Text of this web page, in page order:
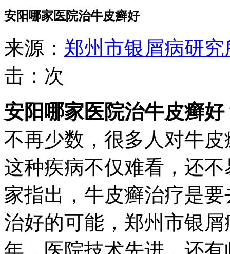
安阳哪家医院治牛皮癣好
来源： 郑州市银屑病研
击： 次
安阳哪家医院治牛皮癣好
不再少数，很多人对牛
这种疾病不仅难看，还
家指出，牛皮癣治疗是
治好的可能，郑州市银